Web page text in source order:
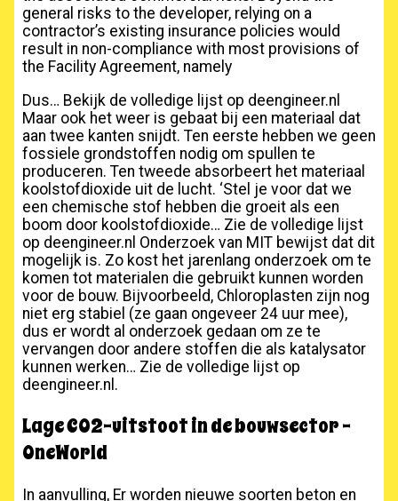
general risks to the developer, relying on a
contractor’s existing insurance policies would
result in non-compliance with most provisions of
the Facility Agreement, namely
Dus… Bekijk de volledige lijst op deengineer.nl
Maar ook het weer is gebaat bij een materiaal dat
aan twee kanten snijdt. Ten eerste hebben we geen
fossiele grondstoffen nodig om spullen te
produceren. Ten tweede absorbeert het materiaal
koolstofdioxide uit de lucht. ‘Stel je voor dat we
een chemische stof hebben die groeit als een
boom door koolstofdioxide… Zie de volledige lijst
op deengineer.nl Onderzoek van MIT bewijst dat dit
mogelijk is. Zo kost het jarenlang onderzoek om te
komen tot materialen die gebruikt kunnen worden
voor de bouw. Bijvoorbeeld, Chloroplasten zijn nog
niet erg stabiel (ze gaan ongeveer 24 uur mee),
dus er wordt al onderzoek gedaan om ze te
vervangen door andere stoffen die als katalysator
kunnen werken… Zie de volledige lijst op
deengineer.nl.
Lage CO2-uitstoot in de bouwsector –
OneWorld
In aanvulling, Er worden nieuwe soorten beton en